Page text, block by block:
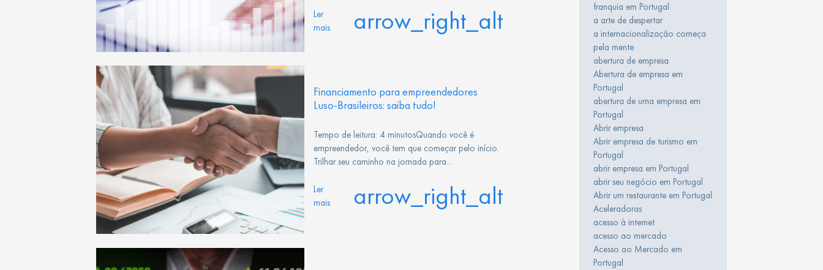
Ler
mais
arrow_right_alt
Financiamento para empreendedores
Luso-Brasileiros: saiba tudo!
Tempo de leitura: 4 minutosQuando você é
empreendedor, você tem que começar pelo início.
Trilhar seu caminho na jornada para...
Ler
mais
arrow_right_alt
franquia em Portugal
a arte de despertar
a internacionalização começa
pela mente
abertura de empresa
Abertura de empresa em
Portugal
abertura de uma empresa em
Portugal
Abrir empresa
Abrir empresa de turismo em
Portugal
abrir empresa em Portugal
abrir seu negócio em Portugal
Abrir um restaurante em Portugal
Aceleradoras
acesso à internet
acesso ao mercado
Acesso ao Mercado em
Portugal